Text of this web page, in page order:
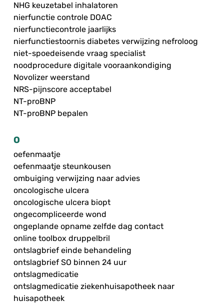
NHG keuzetabel inhalatoren
nierfunctie controle DOAC
nierfunctiecontrole jaarlijks
nierfunctiestoornis diabetes verwijzing nefroloog
niet-spoedeisende vraag specialist
noodprocedure digitale vooraankondiging
Novolizer weerstand
NRS-pijnscore acceptabel
NT-proBNP
NT-proBNP bepalen
O
oefenmaatje
oefenmaatje steunkousen
ombuiging verwijzing naar advies
oncologische ulcera
oncologische ulcera biopt
ongecompliceerde wond
ongeplande opname zelfde dag contact
online toolbox druppelbril
ontslagbrief einde behandeling
ontslagbrief SO binnen 24 uur
ontslagmedicatie
ontslagmedicatie ziekenhuisapotheek naar
huisapotheek